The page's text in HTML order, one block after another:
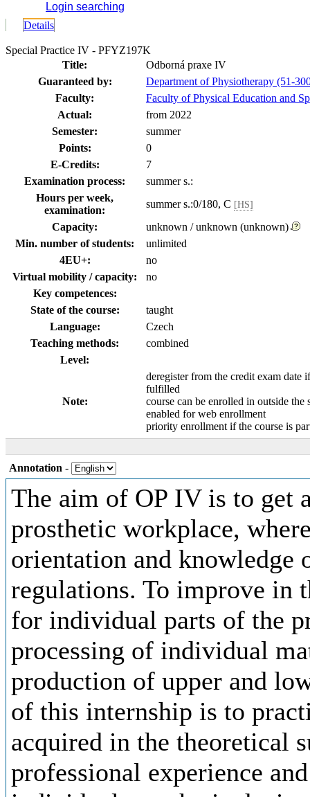
Login searching
Details
Special Practice IV - PFYZ197K
Title:
Odborná praxe IV
Guaranteed by:
Department of Physiotherapy (51-
Faculty:
Faculty of Physical Education and
Actual:
from 2022
Semester:
summer
Points:
0
E-Credits:
7
Examination process:
summer s.:
Hours per week,
examination:
summer s.:0/180, C [HS]
Capacity:
unknown / unknown (unknown)
Min. number of students:
unlimited
4EU+:
no
Virtual mobility / capacity:
no
Key competences:
State of the course:
taught
Language:
Czech
Teaching methods:
combined
Level:
Note:
deregister from the credit exam date
fulfilled
course can be enrolled in outside the
enabled for web enrollment
priority enrollment if the course is
Annotation -
The aim of OP IV is to get
prosthetic workplace,
orientation and knowledge
regulations. To improve in
for individual parts of the
processing of individual
production of upper and
of this internship is to
acquired in the theoretical
professional experience